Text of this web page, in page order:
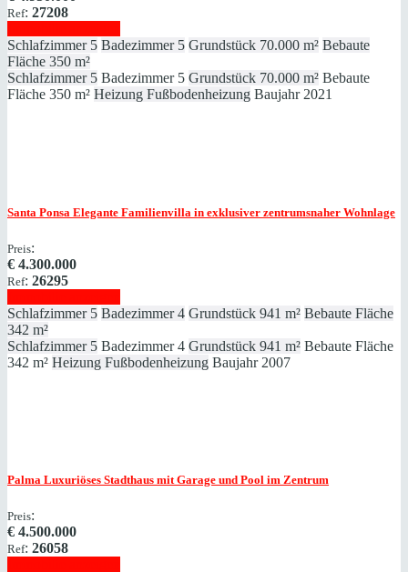
Ref: 27208
Schlafzimmer 5 Badezimmer 5 Grundstück 70.000 m² Bebaute
Fläche 350 m²
Schlafzimmer 5 Badezimmer 5 Grundstück 70.000 m² Bebaute
Fläche 350 m² Heizung Fußbodenheizung Baujahr 2021
Santa Ponsa Elegante Familienvilla in exklusiver zentrumsnaher Wohnlage
Preis:
€ 4.300.000
Ref: 26295
Schlafzimmer 5 Badezimmer 4 Grundstück 941 m² Bebaute Fläche
342 m²
Schlafzimmer 5 Badezimmer 4 Grundstück 941 m² Bebaute Fläche
342 m² Heizung Fußbodenheizung Baujahr 2007
Palma Luxuriöses Stadthaus mit Garage und Pool im Zentrum
Preis:
€ 4.500.000
Ref: 26058